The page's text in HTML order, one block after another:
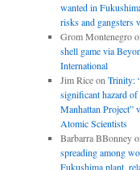
wanted in
risks and gangsters
Grom Montenegro
shell game via
International
Jim Riceon Trinity:
significant hazard of
Manhattan Project”
Atomic Scientists
Barbarra BBonney
spreading among
Fukushima plant,